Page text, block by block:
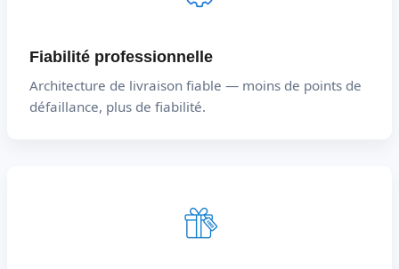
Fiabilité professionnelle
Architecture de livraison fiable — moins de points de
défaillance, plus de fiabilité.